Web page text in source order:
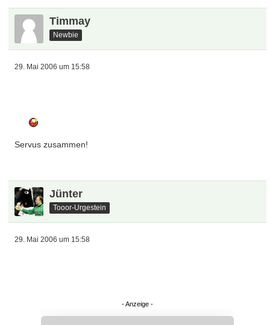
Timmay
Newbie
29. Mai 2006 um 15:58
Servus zusammen!
Jünter
Tooor-Urgestein
29. Mai 2006 um 15:58